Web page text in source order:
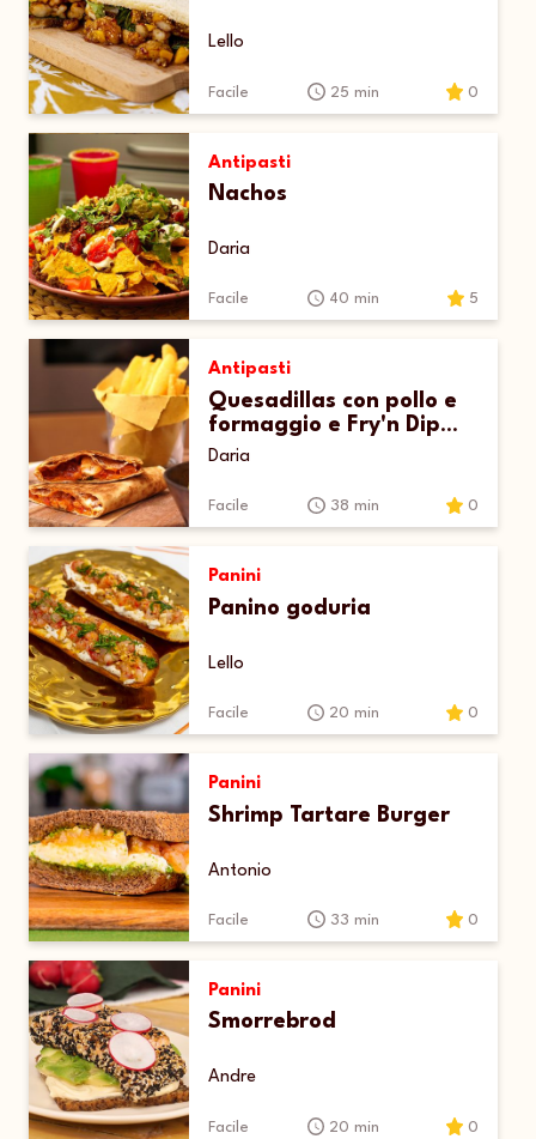
Lello
Facile 25 min 0
Antipasti
Nachos
Daria
Facile 40 min 5
Antipasti
Quesadillas con pollo e
formaggio e Fry'n Dip
McCain
Daria
Facile 38 min 0
Panini
Panino goduria
Lello
Facile 20 min 0
Panini
Shrimp Tartare Burger
Antonio
Facile 33 min 0
Panini
Smorrebrod
Andre
Facile 20 min 0